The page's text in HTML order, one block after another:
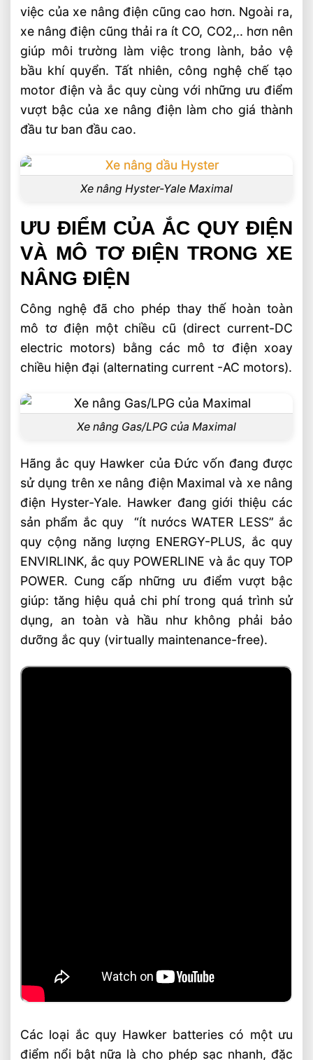
việc của xe nâng điện cũng cao hơn. Ngoài ra,
xe nâng điện cũng thải ra ít CO, CO2,.. hơn nên
giúp môi trường làm việc trong lành, bảo vệ
bầu khí quyển. Tất nhiên, công nghệ chế tạo
motor điện và ắc quy cùng với những ưu điểm
vượt bậc của xe nâng điện làm cho giá thành
đầu tư ban đầu cao.
Xe nâng Hyster-Yale Maximal
ƯU ĐIỂM CỦA ẮC QUY ĐIỆN
VÀ MÔ TƠ ĐIỆN TRONG XE
NÂNG ĐIỆN
Công nghệ đã cho phép thay thế hoàn toàn
mô tơ điện một chiều cũ (direct current-DC
electric motors) bằng các mô tơ điện xoay
chiều hiện đại (alternating current -AC motors).
Xe nâng Gas/LPG của Maximal
Hãng ắc quy Hawker của Đức vốn đang được
sử dụng trên xe nâng điện Maximal và xe nâng
điện Hyster-Yale. Hawker đang giới thiệu các
sản phẩm ắc quy “ít nướcs WATER LESS” ắc
quy cộng năng lượng ENERGY-PLUS, ắc quy
ENVIRLINK, ắc quy POWERLINE và ắc quy TOP
POWER. Cung cấp những ưu điểm vượt bậc
giúp: tăng hiệu quả chi phí trong quá trình sử
dụng, an toàn và hầu như không phải bảo
dưỡng ắc quy (virtually maintenance-free).
Các loại ắc quy Hawker batteries có một ưu
điểm nổi bật nữa là cho phép sạc nhanh, đặc